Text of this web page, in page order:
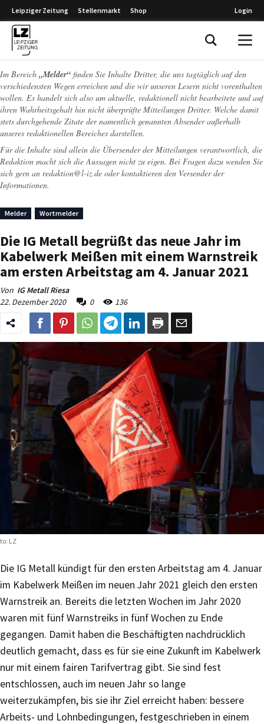
Leipziger Zeitung Stellenmarkt Shop Login
Im Bereich „Melder“ finden Sie Inhalte Dritter, die uns tagtäglich auf den
verschiedensten Wegen erreichen und die wir unseren Lesern nicht vorenthalten
wollen. Es handelt sich also um aktuelle, redaktionell nicht bearbeitete und auf
ihren Wahrheitsgehalt hin nicht überprüfte Mitteilungen Dritter. Welche damit
stets durchgehende Zitate der namentlich genannten Absender außerhalb
unseres redaktionellen Bereiches darstellen.
Für die Inhalte sind allein die Übersender der Mitteilungen verantwortlich, die
Redaktion macht sich die Aussagen nicht zu eigen. Bei Fragen dazu wenden Sie
sich gern an redaktion@l-iz.de oder kontaktieren den Versender der
Informationen.
Melder Wortmelder
Die IG Metall begrüßt das neue Jahr im
Kabelwerk Meißen mit einem Warnstreik
am ersten Arbeitstag am 4. Januar 2021
Von IG Metall Riesa
22. Dezember 2020
0 136
LZ
Die IG Metall kündigt für den ersten Arbeitstag am 4. Januar
im Kabelwerk Meißen im neuen Jahr 2021 gleich den ersten
Warnstreik an. Bereits die letzten Wochen im Jahr 2020
waren mit fünf Warnstreiks in fünf Wochen zu Ende
gegangen. Damit haben die Beschäftigten nachdrücklich
deutlich gemacht, dass es für sie eine Zukunft im Kabelwerk
nur mit einem fairen Tarifvertrag gibt. Sie sind fest
entschlossen, auch im neuen Jahr so lange
weiterzukämpfen, bis sie ihr Ziel erreicht haben: bessere
Arbeits- und Lohnbedingungen, festgeschrieben in einem